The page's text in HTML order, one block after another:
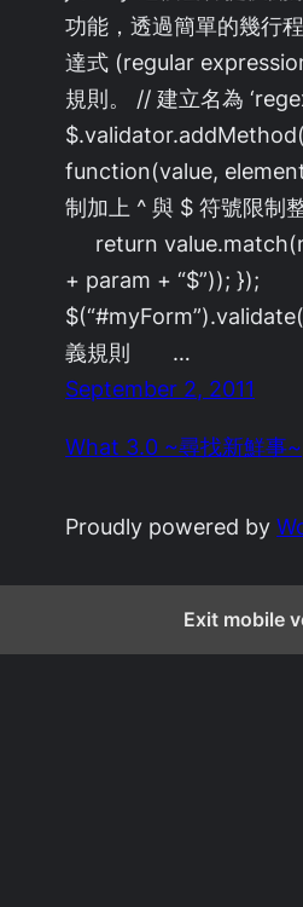
功能，透過簡單的幾行
達式 (regular
規則。 // 建立名為
function(value,
制加上 ^ 與 $ 符號限制
return
+ param + “$”)); });
義規則 …
September 2, 2011
What 3.0 ~尋找新鮮事~
Proudly powered by
Exit mobile